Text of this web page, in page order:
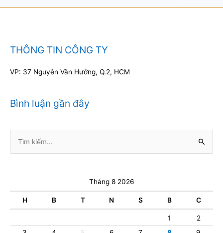
THÔNG TIN CÔNG TY
VP: 37 Nguyễn Văn Hưởng, Q.2, HCM
Bình luận gần đây
kiếm:
Tháng 8 2026
H B T N S B C
1
2